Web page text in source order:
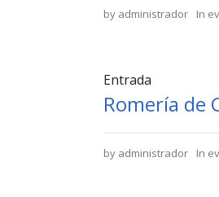
by administrador In
Entrada
Romería de
by administrador In